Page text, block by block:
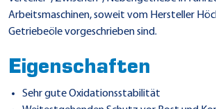
Arbeitsmaschinen, soweit vom Hersteller
Getriebeöle vorgeschrieben sind.
Eigenschaften
Sehr gute Oxidationsstabilität